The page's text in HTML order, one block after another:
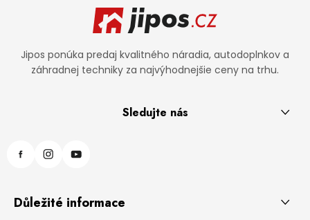
Jipos ponúka predaj kvalitného náradia, autodoplnkov a
záhradnej techniky za najvýhodnejšie ceny na trhu.
Sledujte nás
Důležité informace